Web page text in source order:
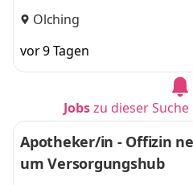
Olching
vor 9 Tagen
Jobszu dieser
Apotheker/in - Offizin
um Versorgungshub